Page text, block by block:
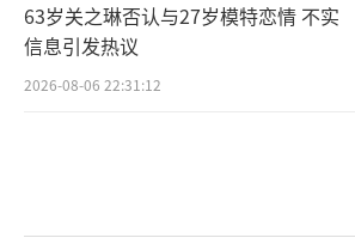
63岁关之琳否认与27岁模特恋情 不实
信息引发热议
2026-08-06 22:31:12